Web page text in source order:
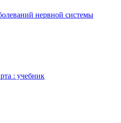
нервной системы